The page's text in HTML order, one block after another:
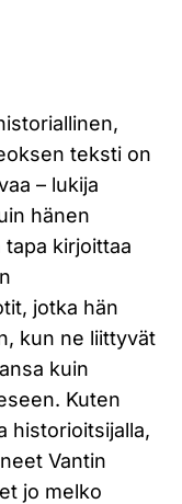
teksti on
– lukija
hänen
tapa kirjoittaa
jotka hän
kun ne liittyvät
kuin
Kuten
historioitsijalla,
Vantin
jo melko